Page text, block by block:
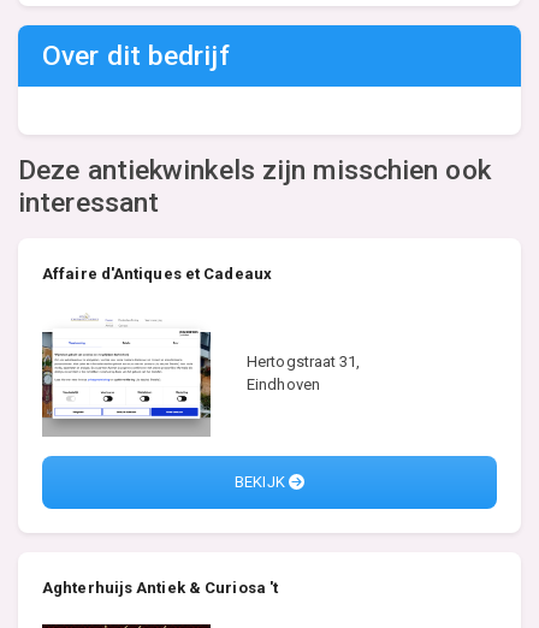
Over dit bedrijf
Deze antiekwinkels zijn misschien ook
interessant
Affaire d'Antiques et Cadeaux
Hertogstraat 31,
Eindhoven
BEKIJK
Aghterhuijs Antiek & Curiosa 't